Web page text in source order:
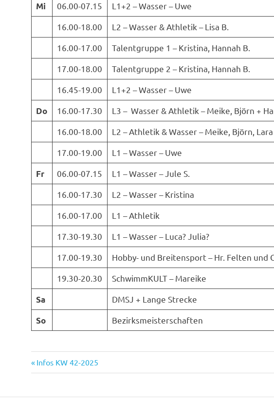
Mi 06.00-07.15 L1+2 – Wasser – Uwe
16.00-18.00 L2 – Wasser & Athletik – Lisa B.
16.00-17.00 Talentgruppe 1 – Kristina, Hannah B.
17.00-18.00 Talentgruppe 2 – Kristina, Hannah B.
16.45-19.00 L1+2 – Wasser – Uwe
Do 16.00-17.30 L3 – Wasser & Athletik – Meike, Björn +
16.00-18.00 L2 – Athletik & Wasser – Meike, Björn, Lara
17.00-19.00 L1 – Wasser – Uwe
Fr 06.00-07.15 L1 – Wasser – Jule S.
16.00-17.30 L2 – Wasser – Kristina
16.00-17.00 L1 – Athletik
17.30-19.30 L1 – Wasser – Luca? Julia?
17.00-19.30 Hobby- und Breitensport – Hr. Felten und
19.30-20.30 SchwimmKULT – Mareike
Sa DMSJ + Lange Strecke
So Bezirksmeisterschaften
Beitrags-
Vorheriger
Beitrag:
Infos KW 42-2025